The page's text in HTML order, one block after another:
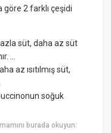
2 farklı çeşidi
süt, daha az süt
...
az ısıtılmış süt,
soğuk
burada okuyun: